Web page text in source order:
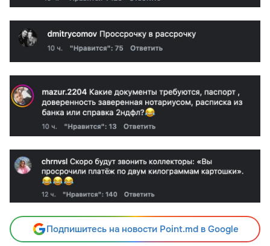
Подпишитесь на новости Point.md в Google